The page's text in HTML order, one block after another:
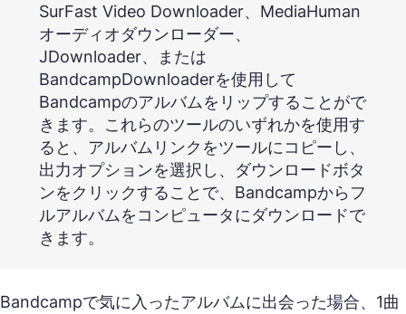
SurFast Video Downloader、MediaHuman
オーディオダウンローダー、
JDownloader、または
BandcampDownloaderを使用して
Bandcampのアルバムをリップすることがで
きます。これらのツールのいずれかを使用す
ると、アルバムリンクをツールにコピーし、
出力オプションを選択し、ダウンロードボタ
ンをクリックすることで、Bandcampからフ
ルアルバムをコンピュータにダウンロードで
きます。
Bandcampで気に入ったアルバムに出会った場合、1曲